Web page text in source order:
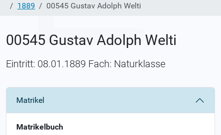
1889
00545 Gustav Adolph Welti
00545 Gustav Adolph Welti
Eintritt: 08.01.1889 Fach: Naturklasse
Matrikel
Matrikelbuch